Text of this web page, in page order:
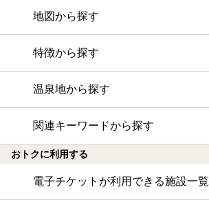
地図から探す
特徴から探す
温泉地から探す
関連キーワードから探す
おトクに利用する
電子チケットが利用できる施設一覧